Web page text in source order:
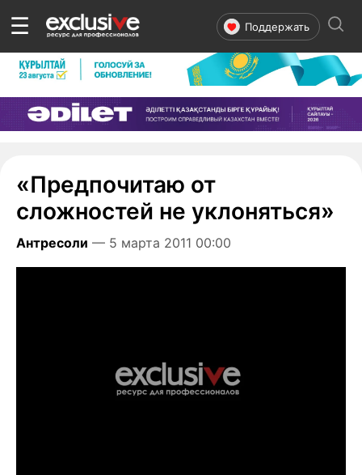
☰ Поддержать
«Предпочитаю от
сложностей не уклоняться»
Антресоли — 5 марта 2011 00:00